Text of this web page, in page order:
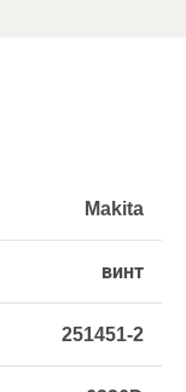
Makita
винт
251451-2